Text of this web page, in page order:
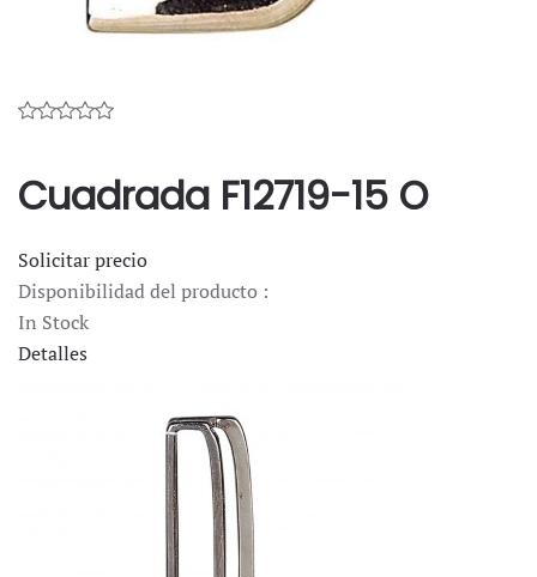
Cuadrada F12719-15 O
Solicitar precio
Disponibilidad del producto :
In Stock
Detalles